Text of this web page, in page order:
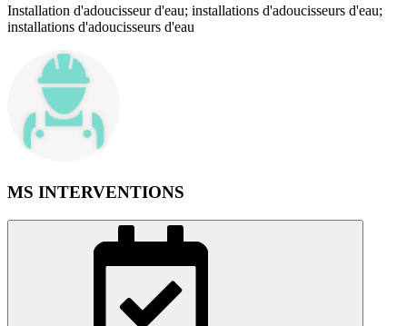
Installation d'adoucisseur d'eau; installations d'adoucisseurs d'eau;
installations d'adoucisseurs d'eau
MS INTERVENTIONS